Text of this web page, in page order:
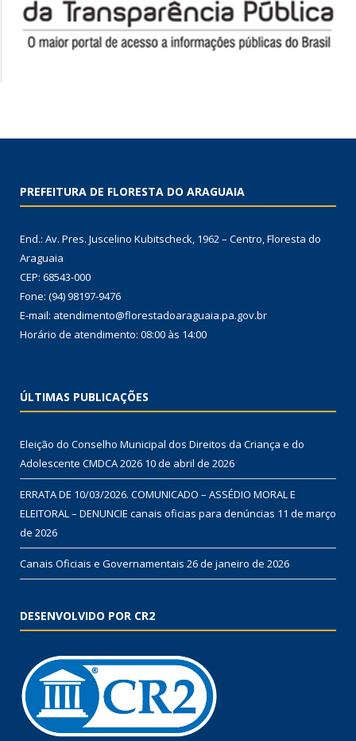
PREFEITURA DE FLORESTA DO ARAGUAIA
End.: Av. Pres. Juscelino Kubitscheck, 1962 – Centro, Floresta do
Araguaia
CEP: 68543-000
Fone: (94) 98197-9476
E-mail: atendimento@florestadoaraguaia.pa.gov.br
Horário de atendimento: 08:00 às 14:00
ÚLTIMAS PUBLICAÇÕES
Eleição do Conselho Municipal dos Direitos da Criança e do
Adolescente CMDCA 2026 10 de abril de 2026
ERRATA DE 10/03/2026. COMUNICADO – ASSÉDIO MORAL E
ELEITORAL – DENUNCIE canais oficias para denúncias 11 de março
de 2026
Canais Oficiais e Governamentais 26 de janeiro de 2026
DESENVOLVIDO POR CR2